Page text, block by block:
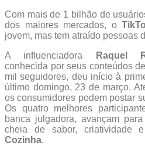
Com mais de 1 bilhão de
dos maiores mercados, o
jovem, mas tem atraído pessoas
A influenciadora
Raquel
conhecida por seus conteúdos
mil seguidores, deu início à
último domingo, 23 de março.
os consumidores podem postar
Os quatro melhores
banca julgadora, avançam
cheia de sabor, criatividade
Cozinha.